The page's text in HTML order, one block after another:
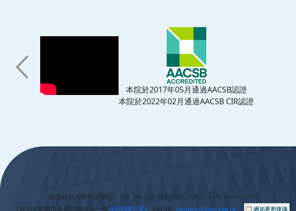
本院於2017年05月通過AACSB認證
本院於2022年02月通過AACSB CIR認證
南臺科技大學商管學院 TEL: 06-2533131#4001, 4002 FAX: 06-3010977
710301 臺南市永康區南台街一號 (E606辦公室) EMAIL: business@stust.edu.tw